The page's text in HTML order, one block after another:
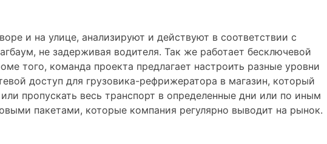
и на улице, анализируют и действуют в соответствии с
не задерживая водителя. Так же работает бесключевой
того, команда проекта предлагает настроить разные уровни
доступ для грузовика-рефрижератора в магазин, который
пропускать весь транспорт в определенные дни или по иным
пакетами, которые компания регулярно выводит на рынок.